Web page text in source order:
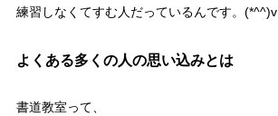
練習しなくてすむ人だっているんです。(*^^)v
よくある多くの人の思い込みとは
書道教室って、